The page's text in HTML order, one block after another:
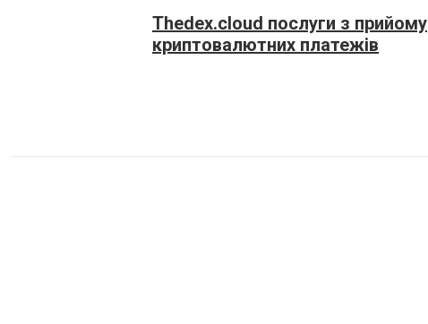
Thedex.cloud послуги з прийому
криптовалютних платежів